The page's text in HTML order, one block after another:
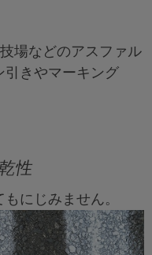
場などのアスファル
引きやマーキング
性
にじみません。